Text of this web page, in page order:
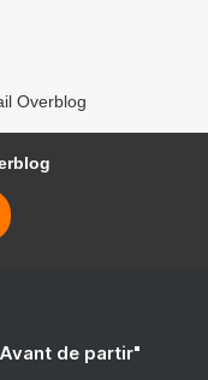
Overblog
de partir"